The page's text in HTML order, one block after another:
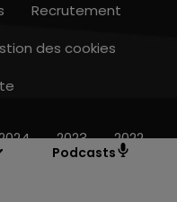
Podcasts
Recrutement
des cookies
2023 2022